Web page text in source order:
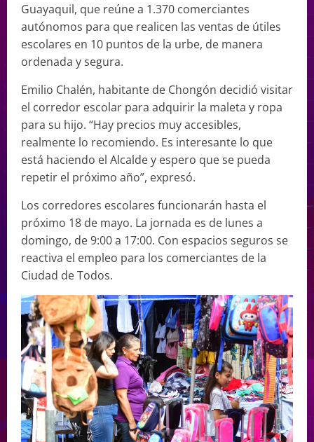
Guayaquil, que reúne a 1.370 comerciantes
autónomos para que realicen las ventas de útiles
escolares en 10 puntos de la urbe, de manera
ordenada y segura.
Emilio Chalén, habitante de Chongón decidió visitar
el corredor escolar para adquirir la maleta y ropa
para su hijo. “Hay precios muy accesibles,
realmente lo recomiendo. Es interesante lo que
está haciendo el Alcalde y espero que se pueda
repetir el próximo año”, expresó.
Los corredores escolares funcionarán hasta el
próximo 18 de mayo. La jornada es de lunes a
domingo, de 9:00 a 17:00. Con espacios seguros se
reactiva el empleo para los comerciantes de la
Ciudad de Todos.